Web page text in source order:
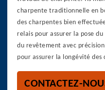
charpente traditionnelle en
des charpentes bien
relais pour assurer la pose
du revêtement avec
pour assurer la longévité des
CONTACTEZ-